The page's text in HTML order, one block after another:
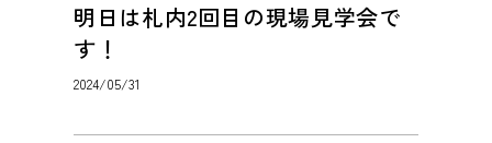
明日は札内2回目の現場見学会で
す！
2024/05/31